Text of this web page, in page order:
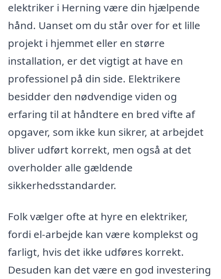
elektriker i Herning være din hjælpende
hånd. Uanset om du står over for et lille
projekt i hjemmet eller en større
installation, er det vigtigt at have en
professionel på din side. Elektrikere
besidder den nødvendige viden og
erfaring til at håndtere en bred vifte af
opgaver, som ikke kun sikrer, at arbejdet
bliver udført korrekt, men også at det
overholder alle gældende
sikkerhedsstandarder.
Folk vælger ofte at hyre en elektriker,
fordi el-arbejde kan være komplekst og
farligt, hvis det ikke udføres korrekt.
Desuden kan det være en god investering